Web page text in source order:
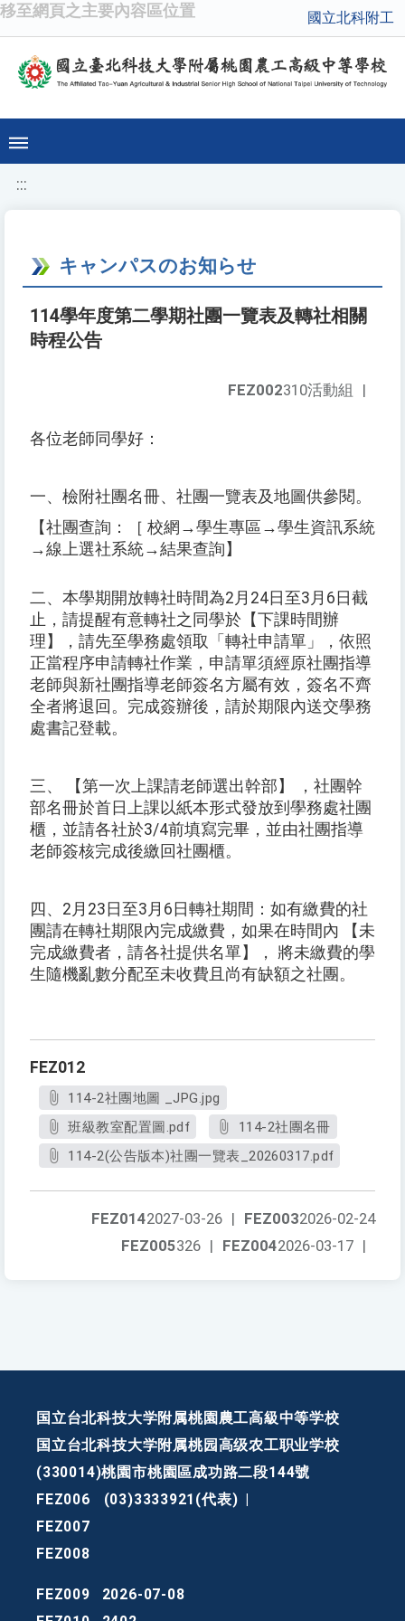
移至網頁之主要內容區位置 國立北科附工
:::
キャンパスのお知らせ
114學年度第二學期社團一覽表及轉社相關
時程公告
FEZ002310活動組 |
各位老師同學好：
一、檢附社團名冊、社團一覽表及地圖供參閱。
【社團查詢：［ 校網→學生專區→學生資訊系統
→線上選社系統→結果查詢】
二、本學期開放轉社時間為2月24日至3月6日截
止，請提醒有意轉社之同學於【下課時間辦
理】，請先至學務處領取「轉社申請單」，依照
正當程序申請轉社作業，申請單須經原社團指導
老師與新社團指導老師簽名方屬有效，簽名不齊
全者將退回。完成簽辦後，請於期限內送交學務
處書記登載。
三、 【第一次上課請老師選出幹部】 ，社團幹
部名冊於首日上課以紙本形式發放到學務處社團
櫃，並請各社於3/4前填寫完畢，並由社團指導
老師簽核完成後繳回社團櫃。
四、2月23日至3月6日轉社期間：如有繳費的社
團請在轉社期限內完成繳費，如果在時間內 【未
完成繳費者，請各社提供名單】， 將未繳費的學
生隨機亂數分配至未收費且尚有缺額之社團。
FEZ012
114-2社團地圖 _JPG.jpg
班級教室配置圖.pdf
114-2社團名冊
114-2(公告版本)社團一覽表_20260317.pdf
FEZ0032026-02-24
FEZ0142027-03-26 |
FEZ0042026-03-17 |
FEZ005326 |
国立台北科技大学附属桃園農工高級中等学校
国立台北科技大学附属桃园高级农工职业学校
(330014)桃園市桃園區成功路二段144號
FEZ006
(03)3333921(代表)
FEZ007
FEZ008
FEZ009
2026-07-08